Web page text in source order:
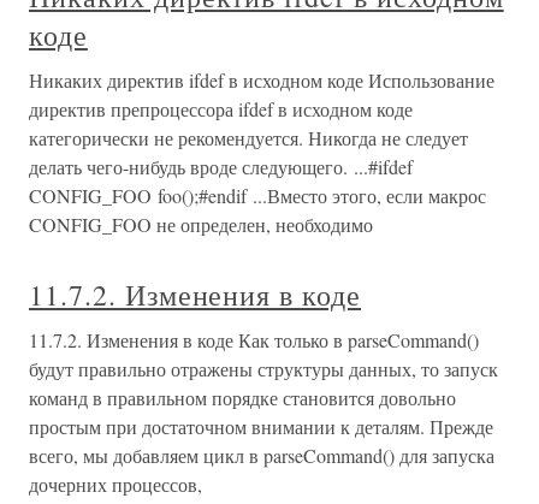
коде
Никаких директив ifdef в исходном коде Использование
директив препроцессора ifdef в исходном коде
категорически не рекомендуется. Никогда не следует
делать чего-нибудь вроде следующего. ...#ifdef
CONFIG_FOO foo();#endif ...Вместо этого, если макрос
CONFIG_FOO не определен, необходимо
11.7.2. Изменения в коде
11.7.2. Изменения в коде Как только в parseCommand()
будут правильно отражены структуры данных, то запуск
команд в правильном порядке становится довольно
простым при достаточном внимании к деталям. Прежде
всего, мы добавляем цикл в parseCommand() для запуска
дочерних процессов,